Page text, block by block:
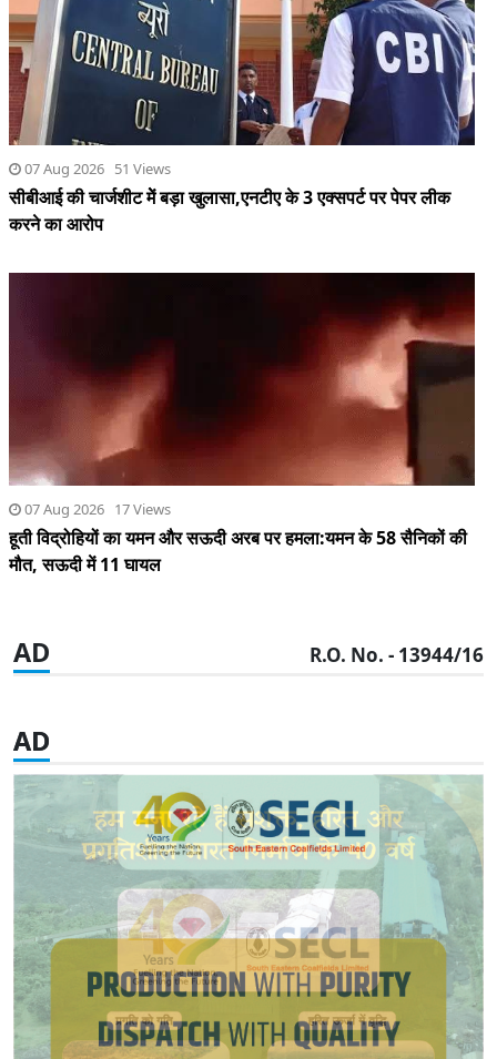
07 Aug 2026 51 Views
सीबीआई की चार्जशीट मेें बड़ा खुलासा,एनटीए के 3 एक्सपर्ट पर पेपर लीक
करने का आरोप
07 Aug 2026 17 Views
हूती विद्रोहियों का यमन और सऊदी अरब पर हमला:यमन के 58 सैनिकों की
मौत, सऊदी में 11 घायल
AD R.O. No. - 13944/16
AD